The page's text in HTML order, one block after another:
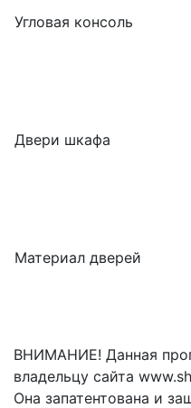
Угловая консоль
Двери шкафа
Материал дверей
ВНИМАНИЕ! Данная
владельцу сайта
Она запатентована и